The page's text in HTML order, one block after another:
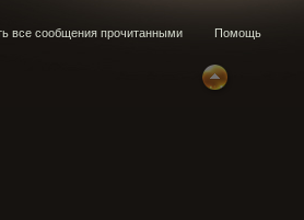
все сообщения прочитанными Помощь